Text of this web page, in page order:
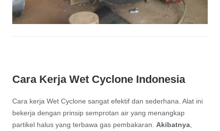
Cara Kerja Wet Cyclone Indonesia
Cara kerja Wet Cyclone sangat efektif dan sederhana. Alat ini
bekerja dengan prinsip semprotan air yang menangkap
partikel halus yang terbawa gas pembakaran. Akibatnya,